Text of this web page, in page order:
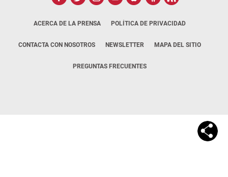
ACERCA DE LA PRENSA POLÍTICA DE PRIVACIDAD
CONTACTA CON NOSOTROS NEWSLETTER MAPA DEL SITIO
PREGUNTAS FRECUENTES